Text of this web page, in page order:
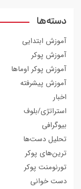
دسته‌ها
آموزش ابتدایی
آموزش پوکر
آموزش پوکر اوماها
آموزش پیشرفته
اخبار
استراتژی/بلوف
بیوگرافی
تحلیل دست‌ها
ترین‌های پوکر
تورنومنت پوکر
دست خوانی